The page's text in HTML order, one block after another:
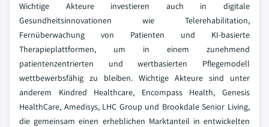
Wichtige Akteure investieren auch in digitale
Gesundheitsinnovationen wie Telerehabilitation,
Fernüberwachung von Patienten und KI-basierte
Therapieplattformen, um in einem zunehmend
patientenzentrierten und wertbasierten Pflegemodell
wettbewerbsfähig zu bleiben. Wichtige Akteure sind unter
anderem Kindred Healthcare, Encompass Health, Genesis
HealthCare, Amedisys, LHC Group und Brookdale Senior Living,
die gemeinsam einen erheblichen Marktanteil in entwickelten